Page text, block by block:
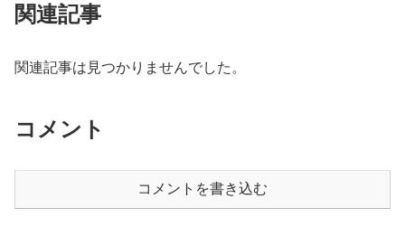
関連記事
関連記事は見つかりませんでした。
コメント
コメントを書き込む